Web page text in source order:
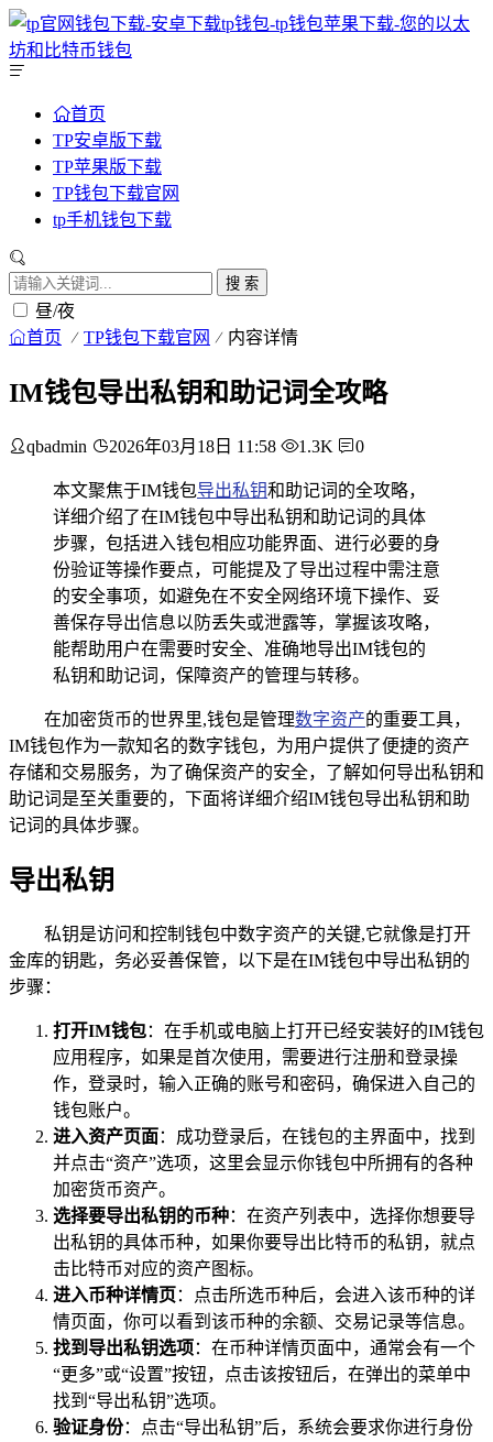
首页
TP安卓版下载
TP苹果版下载
TP钱包下载官网
tp手机钱包下载
搜 索
昼/夜
首页 TP钱包下载官网 内容详情
IM钱包导出私钥和助记词全攻略
qbadmin 2026年03月18日 11:58 1.3K 0
本文聚焦于IM钱包导出私钥和助记词的全攻略，
详细介绍了在IM钱包中导出私钥和助记词的具体
步骤，包括进入钱包相应功能界面、进行必要的身
份验证等操作要点，可能提及了导出过程中需注意
的安全事项，如避免在不安全网络环境下操作、妥
善保存导出信息以防丢失或泄露等，掌握该攻略，
能帮助用户在需要时安全、准确地导出IM钱包的
私钥和助记词，保障资产的管理与转移。
在加密货币的世界里,钱包是管理数字资产的重要工具，
IM钱包作为一款知名的数字钱包，为用户提供了便捷的资产
存储和交易服务，为了确保资产的安全，了解如何导出私钥和
助记词是至关重要的，下面将详细介绍IM钱包导出私钥和助
记词的具体步骤。
导出私钥
私钥是访问和控制钱包中数字资产的关键,它就像是打开
金库的钥匙，务必妥善保管，以下是在IM钱包中导出私钥的
步骤：
打开IM钱包：在手机或电脑上打开已经安装好的IM钱包
应用程序，如果是首次使用，需要进行注册和登录操
作，登录时，输入正确的账号和密码，确保进入自己的
钱包账户。
进入资产页面：成功登录后，在钱包的主界面中，找到
并点击“资产”选项，这里会显示你钱包中所拥有的各种
加密货币资产。
选择要导出私钥的币种：在资产列表中，选择你想要导
出私钥的具体币种，如果你要导出比特币的私钥，就点
击比特币对应的资产图标。
进入币种详情页 ：点击所选币种后，会进入该币种的详
情页面，你可以看到该币种的余额、交易记录等信息。
找到导出私钥选项 ：在币种详情页面中，通常会有一个
“更多”或“设置”按钮，点击该按钮后，在弹出的菜单中
找到“导出私钥”选项。
验证身份：点击“导出私钥”后，系统会要求你进行身份